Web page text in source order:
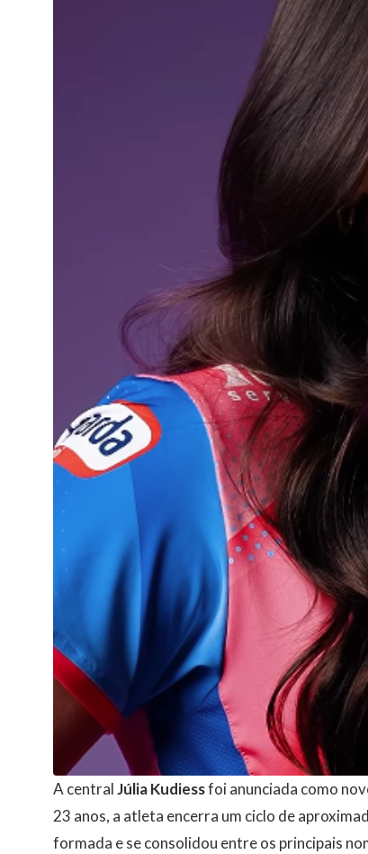
A centralJúlia Kudiessfoi anunciada como
23 anos, a atleta encerra um ciclo de
formada e se consolidou entre os principais